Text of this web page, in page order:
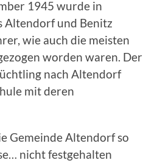
1945 wurde in
Altendorf und Benitz
wie auch die meisten
worden waren. Der
nach Altendorf
mit deren
Gemeinde Altendorf so
nicht festgehalten